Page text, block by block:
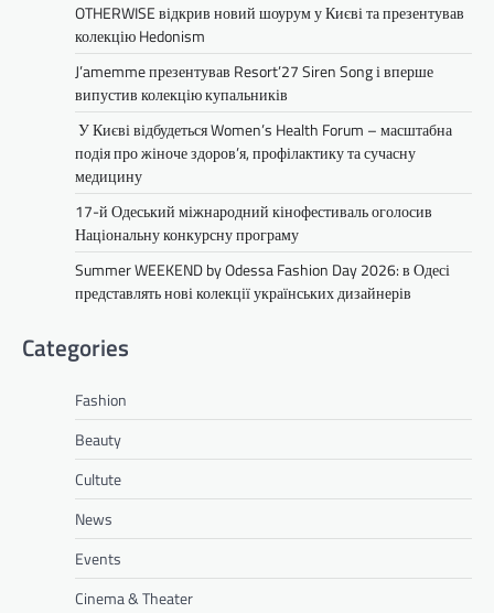
OTHERWISE відкрив новий шоурум у Києві та презентував
колекцію Hedonism
J’amemme презентував Resort’27 Siren Song і вперше
випустив колекцію купальників
У Києві відбудеться Women’s Health Forum – масштабна
подія про жіноче здоров’я, профілактику та сучасну
медицину
17-й Одеський міжнародний кінофестиваль оголосив
Національну конкурсну програму
Summer WEEKEND by Odessa Fashion Day 2026: в Одесі
представлять нові колекції українських дизайнерів
Categories
Fashion
Beauty
Cultute
News
Events
Cinema & Theater